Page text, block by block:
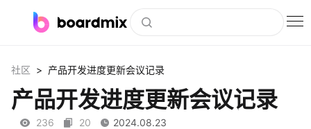
社区资源
下载
社区 > 产品开发进度更新会议记录
产品开发进度更新会议记录
236 20 2024.08.23